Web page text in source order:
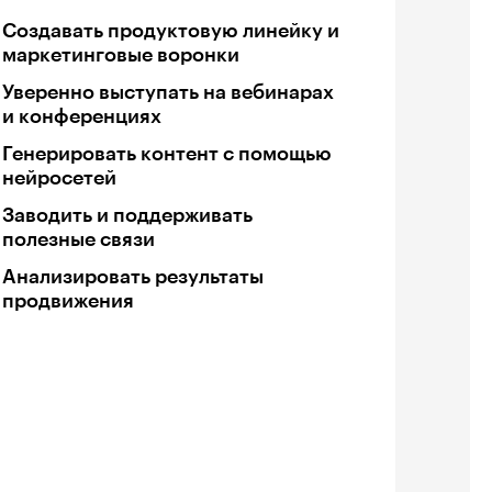
Создавать продуктовую линейку и
маркетинговые воронки
Уверенно выступать на вебинарах
и конференциях
Генерировать контент с помощью
нейросетей
Заводить и поддерживать
полезные связи
Анализировать результаты
продвижения